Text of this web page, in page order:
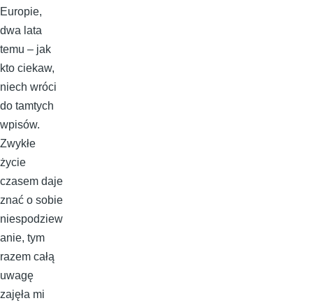
Europie,
dwa lata
temu – jak
kto ciekaw,
niech wróci
do tamtych
wpisów.
Zwykłe
życie
czasem daje
znać o sobie
niespodziew
anie, tym
razem całą
uwagę
zajęła mi